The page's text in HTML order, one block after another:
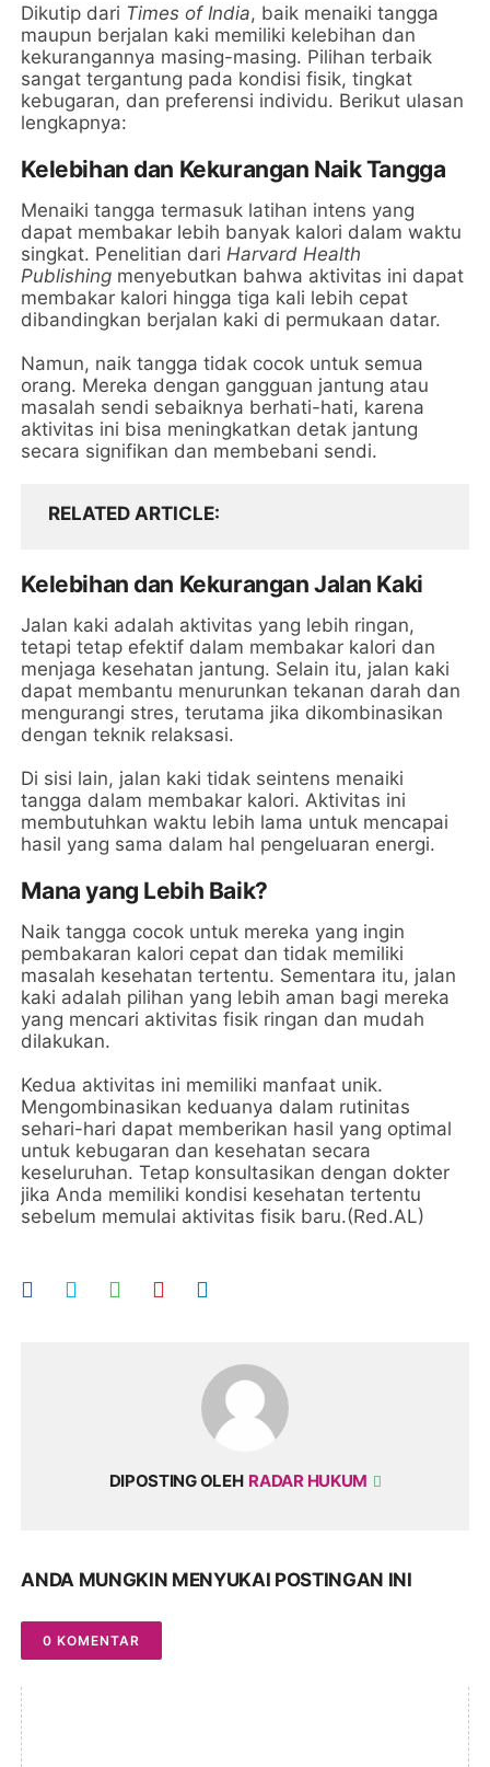
Dikutip dari Times of India, baik menaiki tangga
maupun berjalan kaki memiliki kelebihan dan
kekurangannya masing-masing. Pilihan terbaik
sangat tergantung pada kondisi fisik, tingkat
kebugaran, dan preferensi individu. Berikut ulasan
lengkapnya:
Kelebihan dan Kekurangan Naik Tangga
Menaiki tangga termasuk latihan intens yang
dapat membakar lebih banyak kalori dalam waktu
singkat. Penelitian dari Harvard Health
Publishing menyebutkan bahwa aktivitas ini dapat
membakar kalori hingga tiga kali lebih cepat
dibandingkan berjalan kaki di permukaan datar.
Namun, naik tangga tidak cocok untuk semua
orang. Mereka dengan gangguan jantung atau
masalah sendi sebaiknya berhati-hati, karena
aktivitas ini bisa meningkatkan detak jantung
secara signifikan dan membebani sendi.
RELATED ARTICLE
Kelebihan dan Kekurangan Jalan Kaki
Jalan kaki adalah aktivitas yang lebih ringan,
tetapi tetap efektif dalam membakar kalori dan
menjaga kesehatan jantung. Selain itu, jalan kaki
dapat membantu menurunkan tekanan darah dan
mengurangi stres, terutama jika dikombinasikan
dengan teknik relaksasi.
Di sisi lain, jalan kaki tidak seintens menaiki
tangga dalam membakar kalori. Aktivitas ini
membutuhkan waktu lebih lama untuk mencapai
hasil yang sama dalam hal pengeluaran energi.
Mana yang Lebih Baik?
Naik tangga cocok untuk mereka yang ingin
pembakaran kalori cepat dan tidak memiliki
masalah kesehatan tertentu. Sementara itu, jalan
kaki adalah pilihan yang lebih aman bagi mereka
yang mencari aktivitas fisik ringan dan mudah
dilakukan.
Kedua aktivitas ini memiliki manfaat unik.
Mengombinasikan keduanya dalam rutinitas
sehari-hari dapat memberikan hasil yang optimal
untuk kebugaran dan kesehatan secara
keseluruhan. Tetap konsultasikan dengan dokter
jika Anda memiliki kondisi kesehatan tertentu
sebelum memulai aktivitas fisik baru.(Red.AL)
DIPOSTING OLEH RADAR HUKUM
ANDA MUNGKIN MENYUKAI POSTINGAN INI
0 KOMENTAR